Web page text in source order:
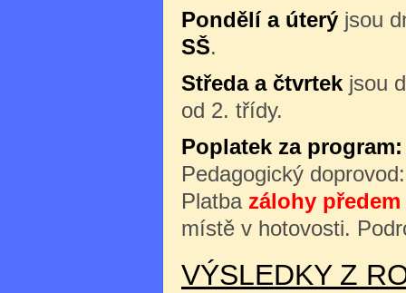
Pondělí a úterý jsou
SŠ.
Středa a čtvrtek jsou
od 2. třídy.
Poplatek za program:
Pedagogický
Platba zálohy
místě v hotovosti.
VÝSLEDKY Z